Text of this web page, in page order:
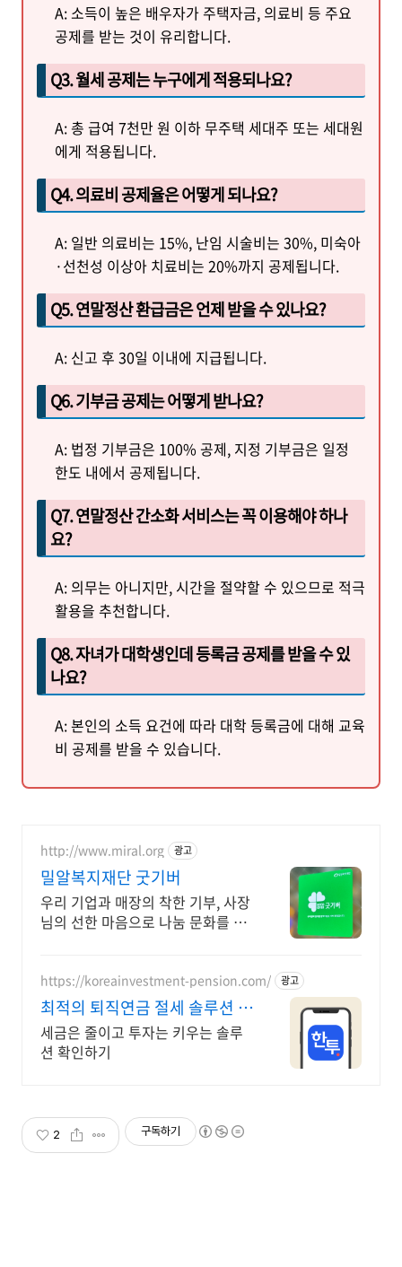
A: 소득이 높은 배우자가 주택자금, 의료비 등 주요
공제를 받는 것이 유리합니다.
Q3. 월세 공제는 누구에게 적용되나요?
A: 총 급여 7천만 원 이하 무주택 세대주 또는 세대원
에게 적용됩니다.
Q4. 의료비 공제율은 어떻게 되나요?
A: 일반 의료비는 15%, 난임 시술비는 30%, 미숙아
·선천성 이상아 치료비는 20%까지 공제됩니다.
Q5. 연말정산 환급금은 언제 받을 수 있나요?
A: 신고 후 30일 이내에 지급됩니다.
Q6. 기부금 공제는 어떻게 받나요?
A: 법정 기부금은 100% 공제, 지정 기부금은 일정
한도 내에서 공제됩니다.
Q7. 연말정산 간소화 서비스는 꼭 이용해야 하나
요?
A: 의무는 아니지만, 시간을 절약할 수 있으므로 적극
활용을 추천합니다.
Q8. 자녀가 대학생인데 등록금 공제를 받을 수 있
나요?
A: 본인의 소득 요건에 따라 대학 등록금에 대해 교육
비 공제를 받을 수 있습니다.
http://www.miral.org 광고
밀알복지재단 굿기버
우리 기업과 매장의 착한 기부, 사장
님의 선한 마음으로 나눔 문화를 이
https://koreainvestment-pension.com/ 광고
최적의 퇴직연금 절세 솔루션 최
대 148.5만원 절세
세금은 줄이고 투자는 키우는 솔루
션 확인하기
2 구독하기